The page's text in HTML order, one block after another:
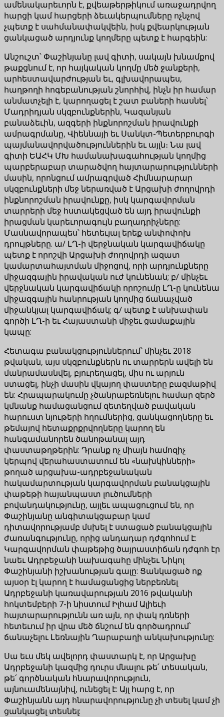
ամենակարեւորն է, քվեաթերթիկում առաջադրվող
հարցի կամ հարցերի ձեւակերպումները ոչնչով
չպետք է սահմանափակվեին, իսկ քվեարկության
ցանկացած արդյունք կողմերը պետք է հարգեին:
Անշուշտ՝ Փաշինյանը լավ գիտի, սակայն խնամքով
թաքցնում է, որ հայկական կողմը մեծ ջանքերի,
արհեստավարժության եւ, գլխավորապես,
հաղթողի հոգեբանության շնորհիվ, ինչն իր համար
անմատչելի է, կարողացել է շատ բաների հասնել՝
Մադրիդյան սկզբունքներին, Կազանյան
բանաձեւին, ազգերի ինքնորոշման իրավունքի
ամրագրմանը, Վիեննայի եւ Սանկտ-Պետերբուրգի
պայմանավորվածություններին եւ այլն։ Նա լավ
գիտի ԵԱՀԿ ՄԽ համանախագահության կողմից
պարբերաբար տարածվող հայտարարությունների
մասին, որոնցում ամրագրված Հիմնարարար
սկզբունքների մեջ ներառված է Արցախի ժողովրդի
ինքնորոշման իրավունքը, իսկ կարգավորման
տարրերի մեջ հստակեցված են այդ իրավունքի
իրացման կարեւորագույն բաղադրիչները:
Մասնավորապես՝ հետեւյալ երեք անփոփոխ
դրույթները. ա/ ԼՂ-ի վերջնական կարգավիճակը
պետք է որոշվի Արցախի ժողովրդի ազատ
կամարտահայտման միջոցով, որի արդյունքները
միջազգային իրավական ուժ կունենան; բ/ մինչեւ
վերջնական կարգավիճակի որոշումը ԼՂ-ը կունենա
միջազգային հանրության կողմից ճանաչված
միջանկյալ կարգավիճակ; գ/ պետք է անխափան
գործի ԼՂ-ի եւ Հայաստանի միջեւ ցամաքային
կապը:
Հետագա բանակցություններում՝ մինչեւ 2018
թվական, այս սկզբունքներն ու տարրերն ավելի են
մանրամասնվել, բյուրեղացել, միս ու արյուն
ստացել, ինչի մասին վկայող փաստերը բազմաթիվ
են: Հրապարակումը չծանրաբեռնելու համար զերծ
կմնանք համացանցում զետեղված բավական
հարուստ նյութերի հղումներից, ցանկացողները եւ
թեմայով հետաքրքրվողները կարող են
հանգամանորեն ծանոթանալ այդ
փաստաթղթերին: Դրանք ոչ միայն համոզիչ
կերպով վերահաստատում են «նախկինների»
թողած արցախա-ադրբեջանական
հակամարտության կարգավորման բանակցային
փաթեթի հայանպաստ լուծումների
բովանդակությունը, այլեւ ապացուցում են, որ
Փաշինյանը անգիտակցաբար կամ
դիտավորությամբ մսխել է ստացած բանակցային
ժառանգությունը, որից անդադար դժգոհում է:
Կարգավորման փաթեթից ծայրաստիճան դժգոհ էր
նաեւ Ադրբեջանի նախագահը մինչեւ Նիկոլ
Փաշինյանի իշխանության գալը: Ցանկացած ոք
այսօր էլ կարող է համացանցից ներբեռնել
Ադրբեջանի կառավարության 2016 թվականի
հոկտեմբերի 7-ի նիստում Իլհամ Ալիեւի
հայտարարությունն առ այն, որ փակ դռների
հետեւում իր վրա մեծ ճնշում են գործադրում՝
ճանաչելու Լեռնային Ղարաբաղի անկախությունը:
Սա եւս մեկ ավելորդ փաստարկ է, որ Արցախը
Ադրբեջանի կազմից դուրս մնալու թե՛ տեսական,
թե՛ գործնական հնարավորություն,
այնուամենայնիվ, ունեցել է: Այլ հարց է, որ
Փաշինյանն այդ հնարավորությունը չի տեսել կամ չի
ցանկացել տեսնել: